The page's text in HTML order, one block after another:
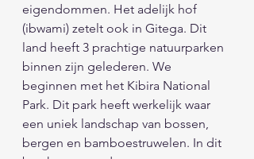
eigendommen. Het adelijk hof
(ibwami) zetelt ook in Gitega. Dit
land heeft 3 prachtige natuurparken
binnen zijn gelederen. We
beginnen met het Kibira National
Park. Dit park heeft werkelijk waar
een uniek landschap van bossen,
bergen en bamboestruwelen. In dit